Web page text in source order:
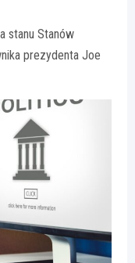
stanu Stanów
prezydenta Joe